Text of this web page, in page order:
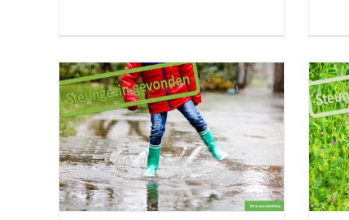
Prikkel jij het nieuwsgierige brein van
deze knul?